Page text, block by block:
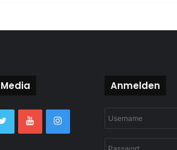
Anmelden